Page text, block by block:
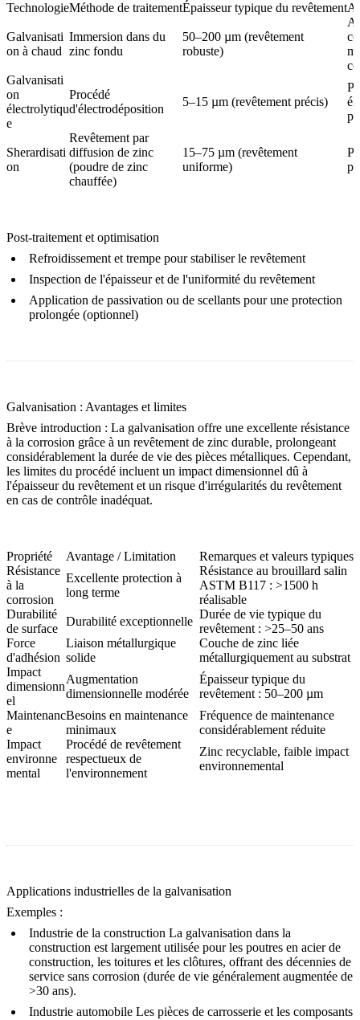
TechnologieMéthode de traitementÉpaisseur typique du revêtement
Galvanisati
on à chaud
Immersion dans du
zinc fondu
50–200 µm (revêtement
robuste)
Galvanisati
on
électrolytiqu
e
Procédé
d'électrodéposition
5–15 µm (revêtement précis)
Sherardisati
on
Revêtement par
diffusion de zinc
(poudre de zinc
chauffée)
15–75 µm (revêtement
uniforme)
Post-traitement et optimisation
Refroidissement et trempe pour stabiliser le revêtement
Inspection de l'épaisseur et de l'uniformité du revêtement
Application de passivation ou de scellants pour une protection
prolongée (optionnel)
Galvanisation : Avantages et limites
Brève introduction : La galvanisation offre une excellente résistance
à la corrosion grâce à un revêtement de zinc durable, prolongeant
considérablement la durée de vie des pièces métalliques. Cependant,
les limites du procédé incluent un impact dimensionnel dû à
l'épaisseur du revêtement et un risque d'irrégularités du revêtement
en cas de contrôle inadéquat.
Propriété Avantage / Limitation
Remarques et valeurs typiques
Résistance
à la
corrosion
Excellente protection à
long terme
Résistance au brouillard salin
ASTM B117 : >1500 h
réalisable
Durabilité
de surface
Durabilité exceptionnelle
Durée de vie typique du
revêtement : >25–50 ans
Force
d'adhésion
Liaison métallurgique
solide
Couche de zinc liée
métallurgiquement au substrat
Impact
dimensionn
el
Augmentation
dimensionnelle modérée
Épaisseur typique du
revêtement : 50–200 µm
Maintenanc
e
Besoins en maintenance
minimaux
Fréquence de maintenance
considérablement réduite
Impact
environne
mental
Procédé de revêtement
respectueux de
l'environnement
Zinc recyclable, faible impact
environnemental
Applications industrielles de la galvanisation
Exemples :
Industrie de la construction La galvanisation dans la
construction est largement utilisée pour les poutres en acier de
construction, les toitures et les clôtures, offrant des décennies de
service sans corrosion (durée de vie généralement augmentée de
>30 ans).
Industrie automobile Les pièces de carrosserie et les composants